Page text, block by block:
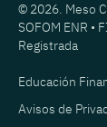
© 2026. Meso
SOFOM ENR •
Registrada
Educación
Avisos de